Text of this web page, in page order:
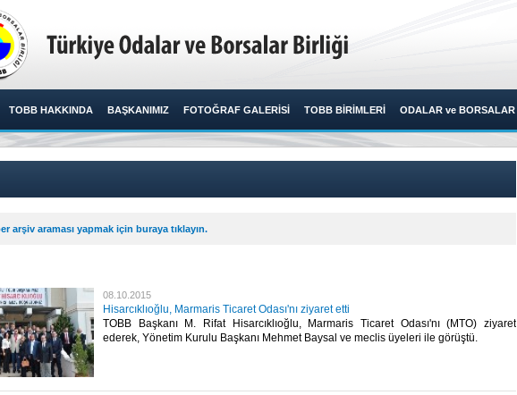
TOBB HAKKINDA BAŞKANIMIZ FOTOĞRAF GALERİSİ TOBB BİRİMLERİ ODALAR ve BORSALAR
arşiv araması yapmak için buraya tıklayın.
08.10.2015
Hisarcıklıoğlu, Marmaris Ticaret Odası'nı ziyaret etti
TOBB Başkanı M. Rifat Hisarcıklıoğlu, Marmaris Ticaret Odası'nı (MTO) ziyaret
ederek, Yönetim Kurulu Başkanı Mehmet Baysal ve meclis üyeleri ile görüştü.​